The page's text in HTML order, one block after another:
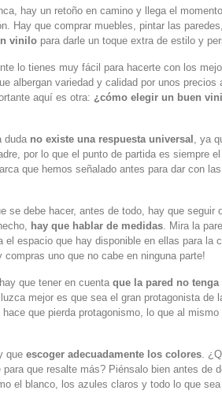
hay un retoño en camino y llega el
Hay que comprar muebles, pintar las
vinilo para darle un toque extra de estilo y
lo tienes muy fácil para hacerte con los
albergan variedad y calidad por unos
aquí es otra: ¿cómo elegir un buen
duda no existe una respuesta universal , ya
por lo que el punto de partida es siempre
que hemos señalado antes para dar con
se debe hacer, antes de todo, hay que seguir
hay que hablar de medidas. Mira la
el espacio que hay disponible en ellas para la
compras uno que no cabe en ninguna parte!
que tener en cuenta que la pared no tenga
mejor es que sea el gran protagonista de
que pierda protagonismo, lo que al
que escoger adecuadamente los colores.
para que resalte más? Piénsalo bien antes de
el blanco, los azules claros y todo lo que